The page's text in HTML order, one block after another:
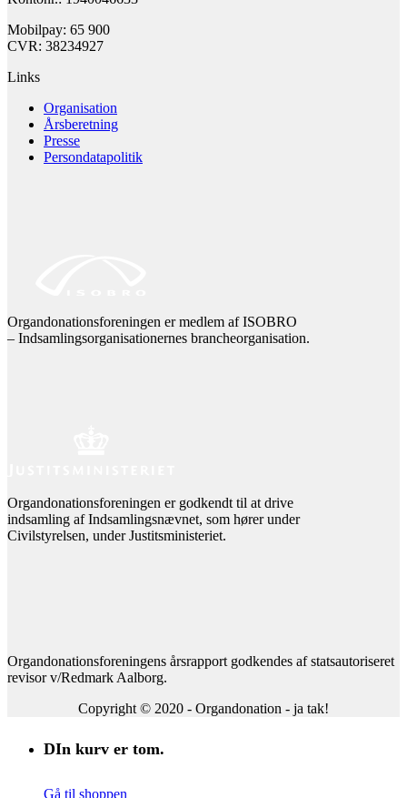
Mobilpay: 65 900
CVR: 38234927
Links
Organisation
Årsberetning
Presse
Persondatapolitik
Organdonationsforeningen er medlem af ISOBRO
– Indsamlingsorganisationernes brancheorganisation.
Organdonationsforeningen er godkendt til at drive
indsamling af Indsamlingsnævnet, som hører under
Civilstyrelsen, under Justitsministeriet.
Organdonationsforeningens årsrapport godkendes af statsautoriseret
revisor v/Redmark Aalborg.
Copyright © 2020 - Organdonation - ja tak!
DIn kurv er tom.
Gå til shoppen